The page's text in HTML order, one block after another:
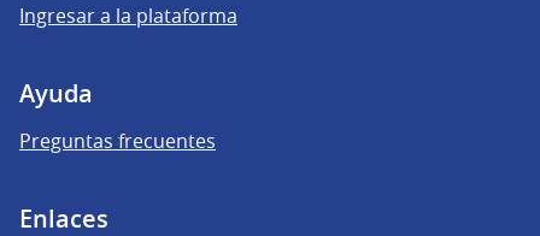
Ingresar a la plataforma
Ayuda
Preguntas frecuentes
Enlaces